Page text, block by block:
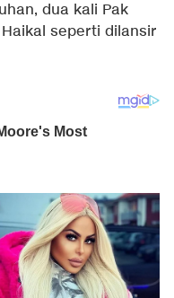
dua kali Pak
seperti dilansir